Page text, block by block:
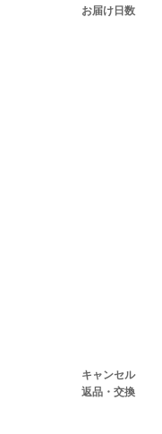
お届け日数
キャンセル
返品・交換